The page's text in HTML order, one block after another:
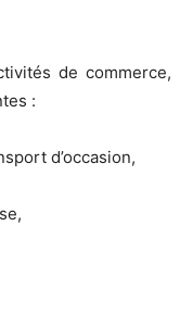
de commerce,
:
d’occasion,